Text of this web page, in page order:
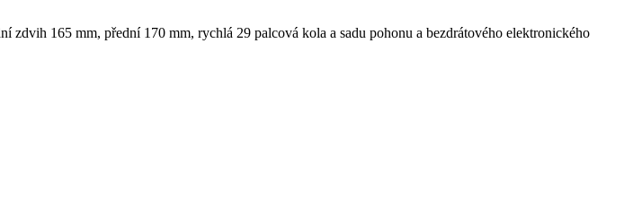
165 mm, přední 170 mm, rychlá 29 palcová kola a sadu pohonu a bezdrátového elektronického